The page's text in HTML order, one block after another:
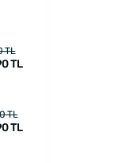
TL
TL
TL
TL